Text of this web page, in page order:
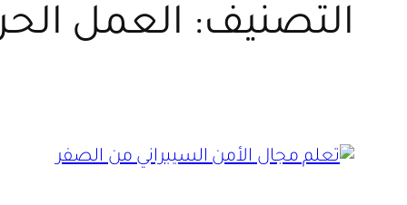
التصنيف: العمل